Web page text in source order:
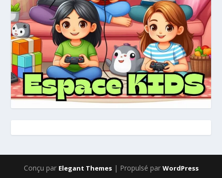
Conçu par Elegant Themes| Propulsé par WordPress